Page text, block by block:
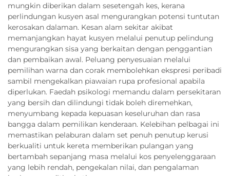
mungkin diberikan dalam sesetengah kes, kerana
perlindungan kusyen asal mengurangkan potensi tuntutan
kerosakan dalaman. Kesan alam sekitar akibat
memanjangkan hayat kusyen melalui penutup pelindung
mengurangkan sisa yang berkaitan dengan penggantian
dan pembaikan awal. Peluang penyesuaian melalui
pemilihan warna dan corak membolehkan ekspresi peribadi
sambil mengekalkan piawaian rupa profesional apabila
diperlukan. Faedah psikologi memandu dalam persekitaran
yang bersih dan dilindungi tidak boleh diremehkan,
menyumbang kepada kepuasan keseluruhan dan rasa
bangga dalam pemilikan kenderaan. Kelebihan pelbagai ini
memastikan pelaburan dalam set penuh penutup kerusi
berkualiti untuk kereta memberikan pulangan yang
bertambah sepanjang masa melalui kos penyelenggaraan
yang lebih rendah, pengekalan nilai, dan pengalaman